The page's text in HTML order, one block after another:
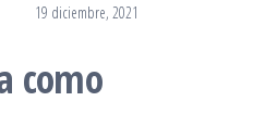
19 diciembre, 2021
como